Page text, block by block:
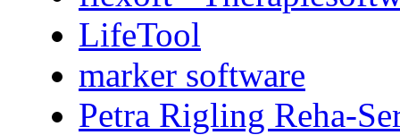
LifeTool
marker software
Petra Rigling Reha-